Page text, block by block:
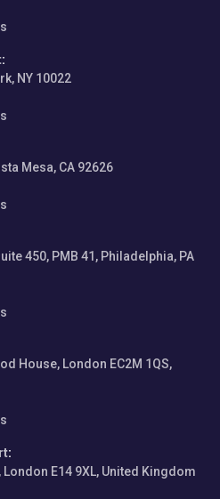
:
NY 10022
Mesa, CA 92626
450, PMB 41, Philadelphia, PA
House, London EC2M 1QS,
:
E14 9XL, United Kingdom